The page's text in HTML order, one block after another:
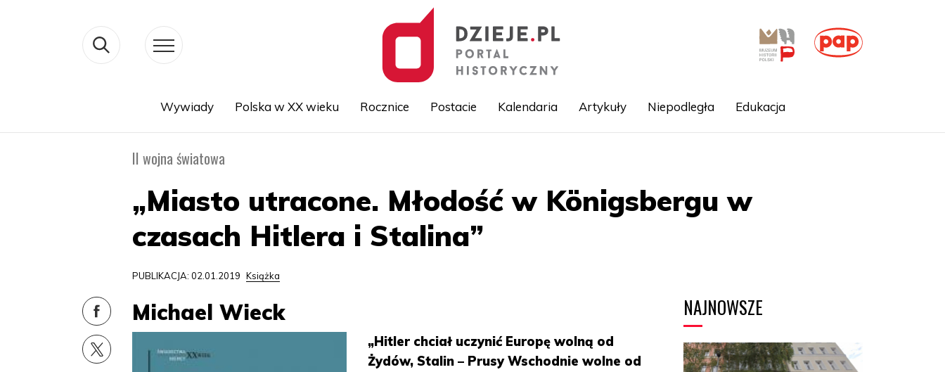
treści
Wywiady Polska w XX wieku Rocznice Postacie Kalendaria Artykuły Niepodległa Edukacja
II wojna światowa
„Miasto utracone. Młodość w Königsbergu w
czasach Hitlera i Stalina”
PUBLIKACJA: 02.01.2019 Książka
Michael Wieck
„Hitler chciał uczynić Europę wolną od
Żydów, Stalin – Prusy Wschodnie wolne od
NAJNOWSZE